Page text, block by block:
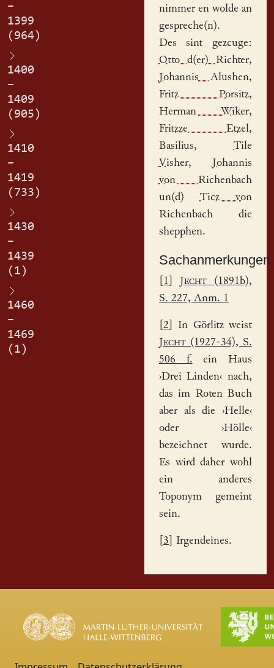
–
1399
(964)
1400
–
1409
(905)
1410
–
1419
(733)
1430
–
1439
(1)
1460
–
1469
(1)
nimmer en wolde an
gespreche(n).
Des sint gezcuge:
Otto d(er) Richter,
Johannis Alushen,
Fritz Porsitz,
Herman Wiker,
Fritzze Etzel,
Basilius,Tile
Visher,Johannis
von Richenbach
un(d)Ticz von
Richenbachdie
shepphen.
Sachanmerkungen
1 Jecht (1891b),
S. 227, Anm. 1
2 ] In Görlitz weist
Jecht(1927-34), S.
506 f. ein Haus
›Drei Linden‹ nach,
das im Roten Buch
aber als die ›Helle‹
oder ›Hölle‹
bezeichnet wurde.
Es wird daher wohl
ein anderes
Toponym gemeint
sein.
3 ] Irgendeines.